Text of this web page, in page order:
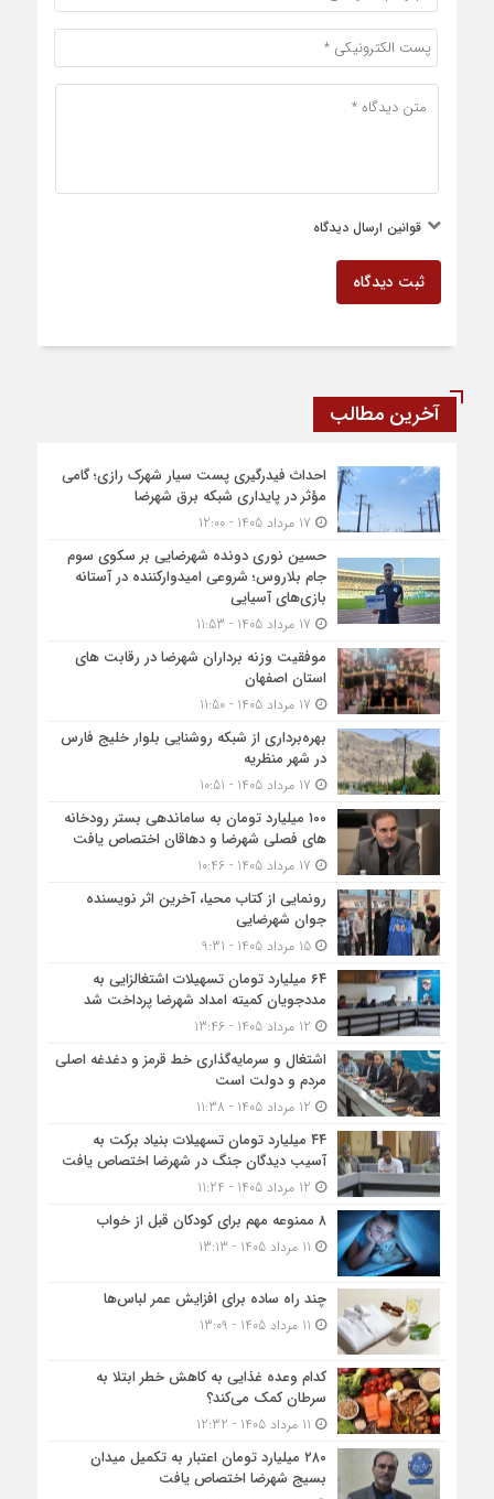
قوانین ارسال دیدگاه
ثبت دیدگاه
آخرین مطالب
احداث فیدرگیری پست سیار شهرک رازی؛ گامی
مؤثر در پایداری شبکه برق شهرضا
حسین نوری دونده شهرضایی بر سکوی سوم
جام بلاروس؛ شروعی امیدوارکننده در آستانه
بازی‌های آسیایی
موفقیت وزنه برداران شهرضا در رقابت های
استان اصفهان
بهره‌برداری از شبکه روشنایی بلوار خلیج فارس
در شهر منظریه
۱۰۰ میلیارد تومان به ساماندهی بستر رودخانه
های فصلی شهرضا و دهاقان اختصاص یافت
رونمایی از کتاب محیا، آخرین اثر نویسنده
جوان شهرضایی
15 مرداد 1405 - 9:31
۶۴ میلیارد تومان تسهیلات اشتغالزایی به
مددجویان کمیته امداد شهرضا پرداخت شد
اشتغال و سرمایه‌گذاری خط قرمز و دغدغه اصلی
مردم و دولت است
۴۴ میلیارد تومان تسهیلات بنیاد برکت به
آسیب دیدگان جنگ در شهرضا اختصاص یافت
۸ ممنوعه مهم برای کودکان قبل از خواب
چند راه ساده برای افزایش عمر لباس‌ها
کدام وعده غذایی به کاهش خطر ابتلا به
سرطان کمک می‌کند؟
۲۸۰ میلیارد تومان اعتبار به تکمیل میدان
بسیج شهرضا اختصاص یافت